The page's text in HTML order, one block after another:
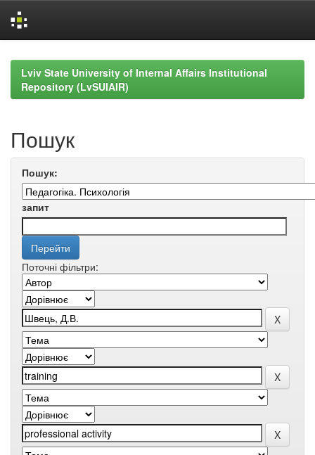
navigationLviv State University of Internal Affairs Institutional
Repository (LvSUIAIR)
Пошук
Пошук:
запит
Поточні фільтри: